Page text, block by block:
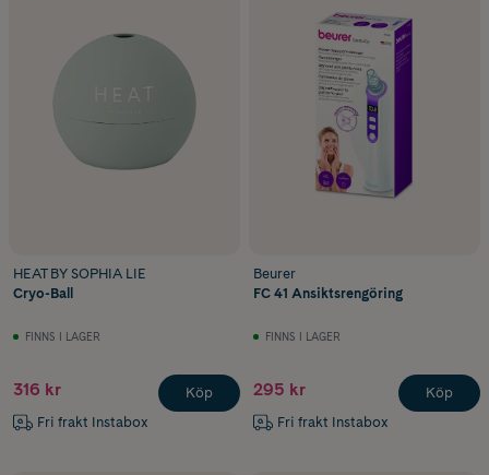
HEAT BY SOPHIA LIE
Cryo-Ball
FINNS I LAGER
316 kr
Fri frakt Instabox
Köp
Beurer
FC 41 Ansiktsrengöring
FINNS I LAGER
295 kr
Fri frakt Instabox
Köp